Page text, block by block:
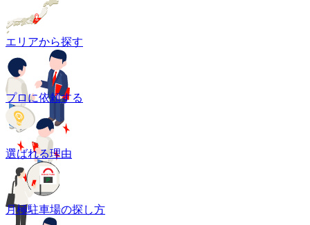
エリアから探す
プロに依頼する
選ばれる理由
月極駐車場の探し方